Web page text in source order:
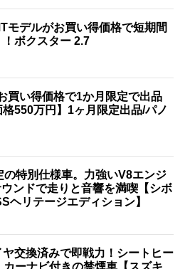
モデルがお買い得価格で短期間
！ボクスター 2.7
買い得価格で1か月限定で出品
550万円】1ヶ月限定出品/パノ
の特別仕様車。力強いV8エンジ
ンドで走りと音響を満喫【シボ
ヘリテージエディション】
交換済みで即戦力！シートヒー